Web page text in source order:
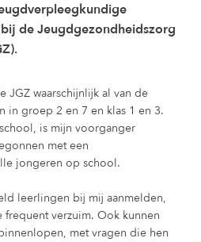
de Jeugdgezondheidszorg
JGZ waarschijnlijk al van de
in groep 2 en 7 en klas 1 en 3.
is mijn voorganger
met een
jongeren op school.
leerlingen bij mij aanmelden,
verzuim. Ook kunnen
met vragen die hen